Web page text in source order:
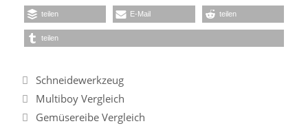
teilen E-Mail teilen
teilen
Kategorien
Schneidewerkzeug
Multiboy Vergleich
Gemüsereibe Vergleich